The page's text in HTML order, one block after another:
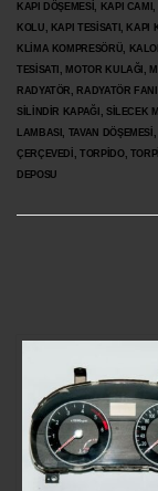
KAPI DÖŞEMESİ, KAPI
KOLU, KAPI TESİSATI, KAPI
KLİMA KOMPRESÖRÜ,
TESİSATI, MOTOR KULAĞI,
RADYATÖR, RADYATÖR
SİLİNDİR KAPAĞI, SİLECEK
LAMBASI, TAVAN
ÇERÇEVEDİ, TORPİDO,
DEPOSU